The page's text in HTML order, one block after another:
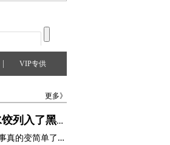
VIP专供
更多》
美国把洽洽瓜子和思念水饺列入了黑名单，怎么回事？
贷款“明白纸”来了，但借钱这件事真的变简单了吗？